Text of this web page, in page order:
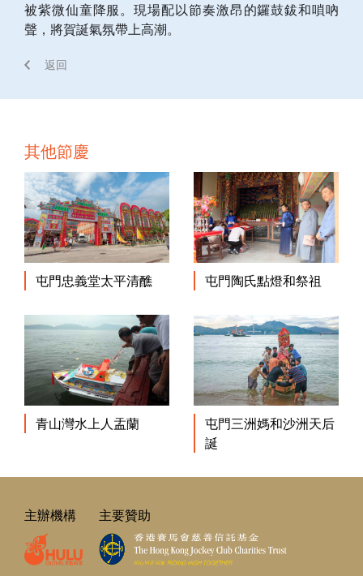
被紫微仙童降服。現場配以節奏激昂的鑼鼓鈸和嗩吶
聲，將賀誕氣氛帶上高潮。
返回
其他節慶
屯門忠義堂太平清醮 屯門陶氏點燈和祭祖
青山灣水上人盂蘭
屯門三洲媽和沙洲天后
誕
主辦機構 主要贊助